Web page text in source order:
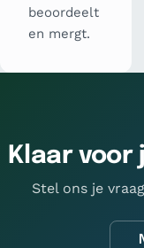
beoordeelt
en mergt.
Klaar voor
Stel ons je